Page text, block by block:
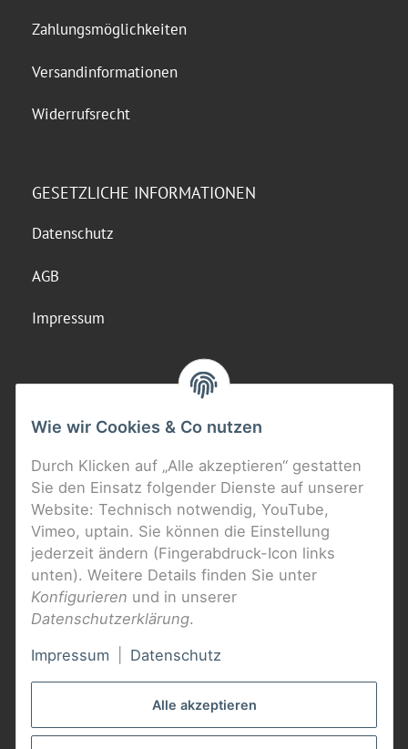
Zahlungsmöglichkeiten
Versandinformationen
Widerrufsrecht
GESETZLICHE INFORMATIONEN
Datenschutz
AGB
Impressum
*Alle Preise inkl. gesetzlicher USt., zzgl.Versand
Wie wir Cookies & Co nutzen
Durch Klicken auf „Alle akzeptieren“ gestatten
Sie den Einsatz folgender Dienste auf unserer
Website: Technisch notwendig, YouTube,
Vimeo, uptain. Sie können die Einstellung
jederzeit ändern (Fingerabdruck-Icon links
unten). Weitere Details finden Sie unter
Konfigurieren und in unserer
Datenschutzerklärung.
Impressum Datenschutz
Alle akzeptieren